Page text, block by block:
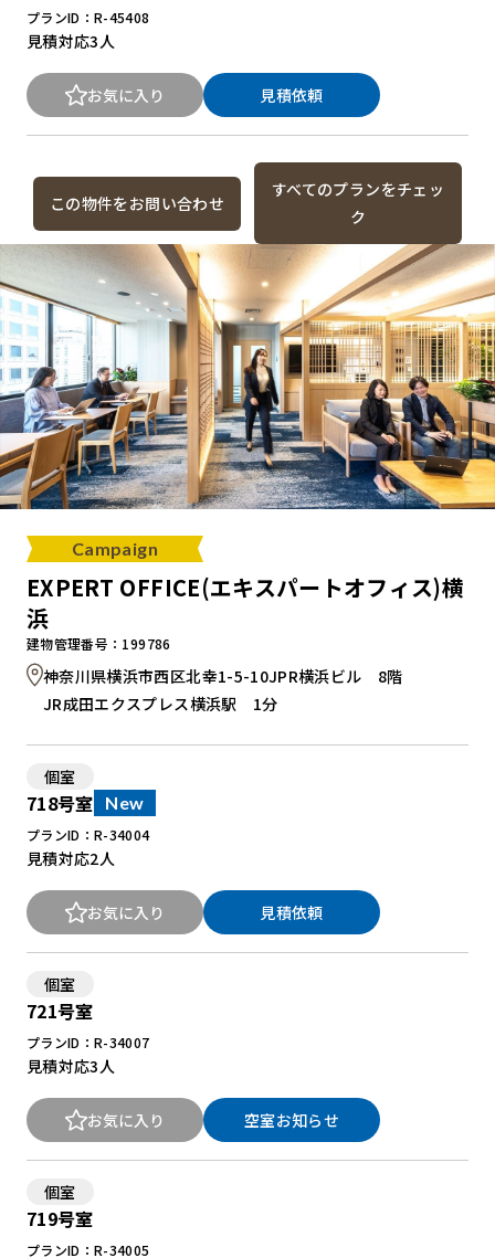
プランID：R-45408
見積対応3人
お気に入り 見積依頼
この物件をお問い合わせ
すべてのプランをチェッ
ク
Campaign
EXPERT OFFICE(エキスパートオフィス)横
浜
建物管理番号：199786
神奈川県横浜市西区北幸1-5-10JPR横浜ビル 8階
JR成田エクスプレス横浜駅 1分
個室
718号室 New
プランID：R-34004
見積対応2人
お気に入り 見積依頼
個室
721号室
プランID：R-34007
見積対応3人
お気に入り 空室お知らせ
個室
719号室
プランID：R-34005